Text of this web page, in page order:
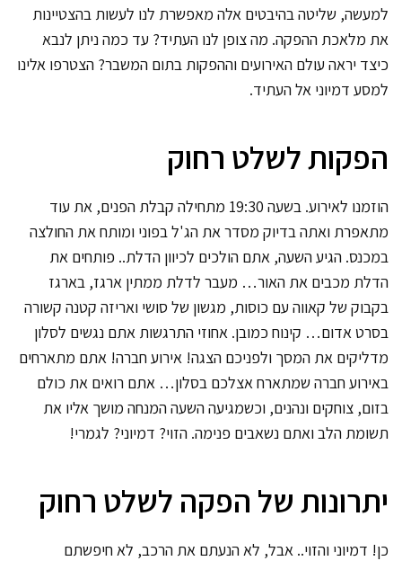
למעשה, שליטה בהיבטים אלה מאפשרת לנו לעשות בהצטיינות
את מלאכת ההפקה. מה צופן לנו העתיד? עד כמה ניתן לנבא
כיצד יראה עולם האירועים וההפקות בתום המשבר? הצטרפו אלינו
למסע דמיוני אל העתיד.
הפקות לשלט רחוק
הוזמנו לאירוע. בשעה 19:30 מתחילה קבלת הפנים, את עוד
מתאפרת ואתה בדיוק מסדר את הג'ל בפוני ומותח את החולצה
במכנס. הגיע השעה, אתם הולכים לכיוון הדלת.. פותחים את
הדלת מכבים את האור… מעבר לדלת ממתין ארגז, בארגז
בקבוק של קאווה עם כוסות, מגשון של סושי ואריזה קטנה קשורה
בסרט אדום… קינוח כמובן. אחוזי התרגשות אתם נגשים לסלון
מדליקים את המסך ולפניכם הצגה! אירוע חברה! אתם מתארחים
באירוע חברה שמתארח אצלכם בסלון… אתם רואים את כולם
בזום, צוחקים ונהנים, וכשמגיעה השעה המנחה מושך אליו את
תשומת הלב ואתם נשאבים פנימה. הזוי? דמיוני? לגמרי!
יתרונות של הפקה לשלט רחוק
כן! דמיוני והזוי.. אבל, לא הנעתם את הרכב, לא חיפשתם